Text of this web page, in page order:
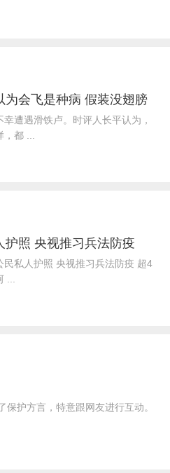
为会飞是种病 假装没翅膀
遭遇滑铁卢。时评人长平认为，
都 ...
照 央视推习兵法防疫
民私人护照 央视推习兵法防疫 超4
...
护方言，特意跟网友进行互动。